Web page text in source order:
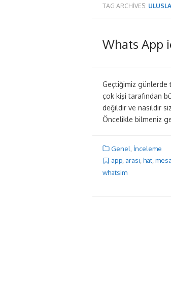
TAG ARCHIVES:
Whats App
Geçtiğimiz günlerde
çok kişi tarafından
değildir ve nasıldır
Öncelikle bilmeniz
Genel İnceleme
app, arası, hat,
whatsim